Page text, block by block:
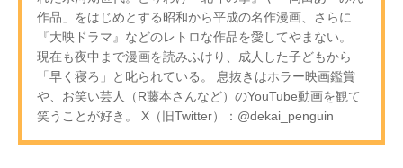
作品」をはじめとする昭和から平成の名作漫画、さらに
『大映ドラマ』などのレトロな作品を愛してやまない。
現在も夜中まで漫画を読みふけり、成人した子どもから
「早く寝ろ」と叱られている。 息抜きはホラー映画鑑賞
や、お笑い芸人（R藤本さんなど）のYouTube動画を観て
笑うことが好き。 X（旧Twitter）：@dekai_penguin